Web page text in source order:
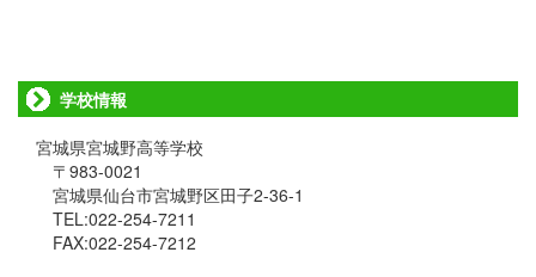
学校情報
宮城県宮城野高等学校
〒983-0021
宮城県仙台市宮城野区田子2-36-1
TEL:022-254-7211
FAX:022-254-7212